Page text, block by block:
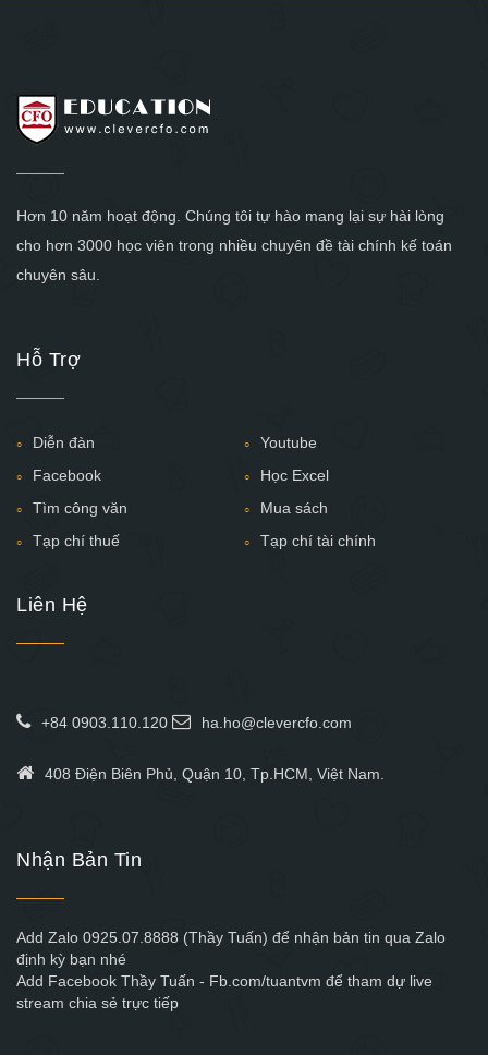
Hơn 10 năm hoạt động. Chúng tôi tự hào mang lại sự hài lòng
cho hơn 3000 học viên trong nhiều chuyên đề tài chính kế toán
chuyên sâu.
Hỗ Trợ
Diễn đàn
Youtube
Facebook
Học Excel
Tìm công văn
Mua sách
Tạp chí thuế
Tạp chí tài chính
Liên Hệ
+84 0903.110.120 ha.ho@clevercfo.com
408 Điện Biên Phủ, Quận 10, Tp.HCM, Việt Nam.
Nhận Bản Tin
Add Zalo 0925.07.8888 (Thầy Tuấn) để nhận bản tin qua Zalo
định kỳ bạn nhé
Add Facebook Thầy Tuấn - Fb.com/tuantvm để tham dự live
stream chia sẻ trực tiếp